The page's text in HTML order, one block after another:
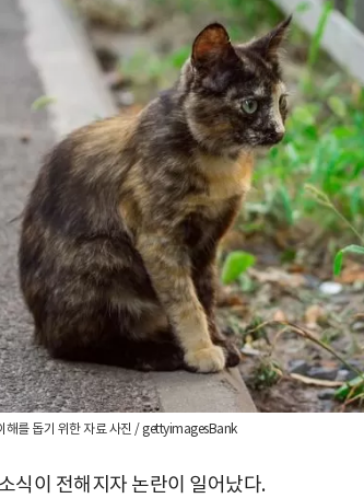
해를 돕기 위한 자료 사진 / gettyimagesBank
식이 전해지자 논란이 일어났다.